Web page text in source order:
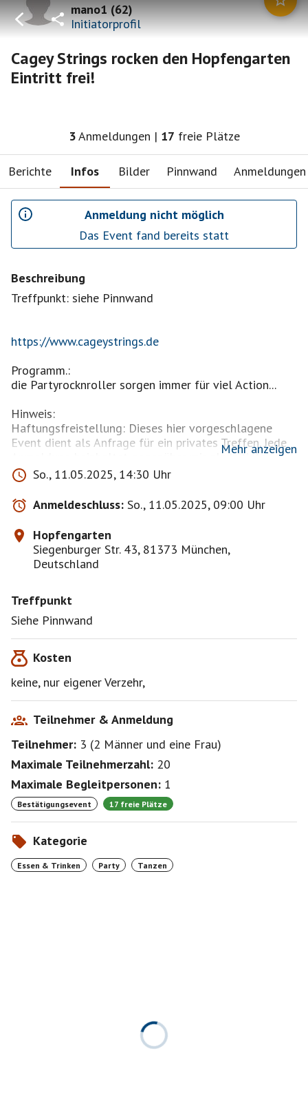
mano1(62)
Initiatorprofil
Cagey Strings rocken den Hopfengarten
Eintritt frei!
3Anmeldungen | 17 freie Plätze
Berichte Infos Bilder Pinnwand Anmeldungen
Anmeldung nicht möglich
Das Event fand bereits statt
Beschreibung
Treffpunkt: siehe Pinnwand
https://www.cageystrings.de
Programm.:
die Partyrocknroller sorgen immer für viel Action...
Hinweis:
Haftungsfreistellung: Dieses hier vorgeschlagene
Event dient als Anfrage für ein privates Treffen. Jede
Anmeldung beinhaltet gegenüber mir als Initiator des
Treffens eine komplette Haftungsfreistellung für alle
möglichen Sach-, Personen- oder Vermögens-schäden,
die aus der Teilnahme entstehen können. Teilnehmer
und Begleitpersonen nehmen auf eigene Gefahr teil
und berücksichtigen während der Teilnahme alle
Vorschriften des bayrischen Bundesministeriums zum
Thema "Infektionsschutzgesetz". Diese
Haftungsfreistellung wird mit jeder Anmeldung zum
Mehr anzeigen
So., 11.05.2025, 14:30 Uhr
Anmeldeschluss: So., 11.05.2025, 09:00 Uhr
Hopfengarten
Siegenburger Str. 43, 81373 München,
Deutschland
Treffpunkt
Siehe Pinnwand
Kosten
keine, nur eigener Verzehr,
Teilnehmer & Anmeldung
Teilnehmer: 3 (2 Männer und eine Frau)
Maximale Teilnehmerzahl: 20
Maximale Begleitpersonen: 1
Bestätigungsevent 17 freie Plätze
Kategorie
Essen & Trinken Party Tanzen